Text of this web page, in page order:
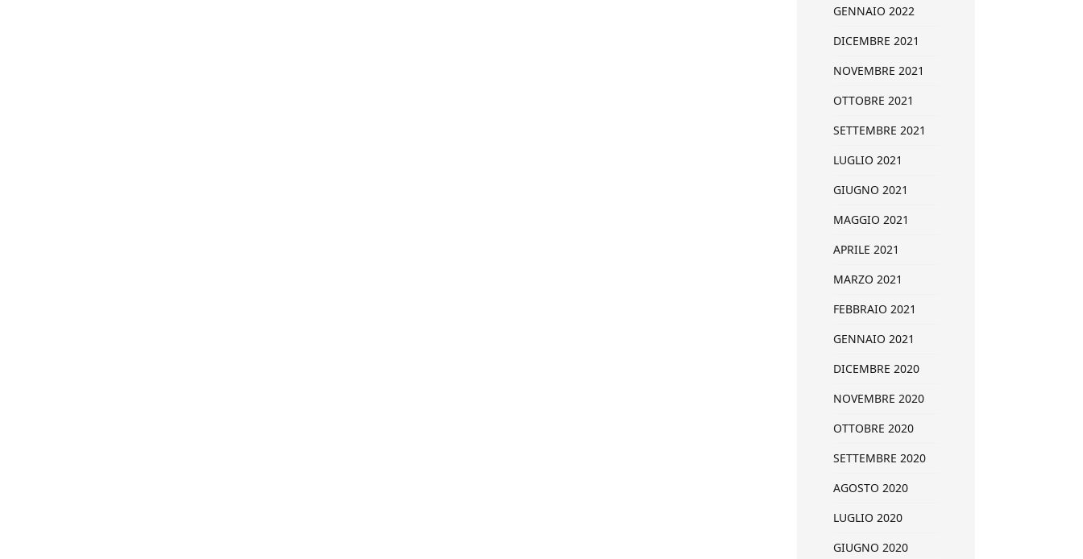
GENNAIO 2022
DICEMBRE 2021
NOVEMBRE 2021
OTTOBRE 2021
SETTEMBRE 2021
LUGLIO 2021
GIUGNO 2021
MAGGIO 2021
APRILE 2021
MARZO 2021
FEBBRAIO 2021
GENNAIO 2021
DICEMBRE 2020
NOVEMBRE 2020
OTTOBRE 2020
SETTEMBRE 2020
AGOSTO 2020
LUGLIO 2020
GIUGNO 2020